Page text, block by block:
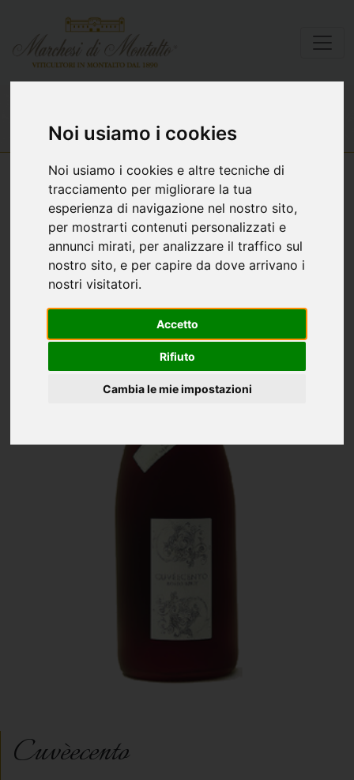
Noi usiamo i cookies
Noi usiamo i cookies e altre tecniche di
tracciamento per migliorare la tua
esperienza di navigazione nel nostro sito,
per mostrarti contenuti personalizzati e
annunci mirati, per analizzare il traffico sul
nostro sito, e per capire da dove arrivano i
nostri visitatori.
Accetto
Rifiuto
Cambia le mie impostazioni
Cuvèecento